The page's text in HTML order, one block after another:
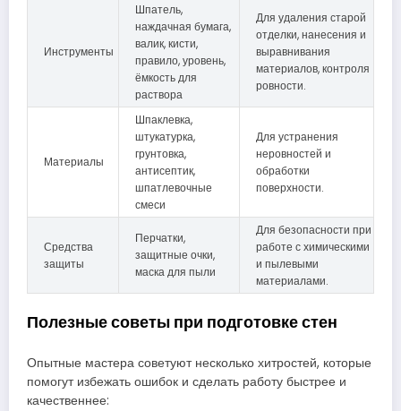
Инструменты
Шпатель,
наждачная бумага,
валик, кисти,
правило, уровень,
ёмкость для
раствора
Для удаления старой
отделки, нанесения и
выравнивания
материалов, контроля
ровности.
Материалы
Шпаклевка,
штукатурка,
грунтовка,
антисептик,
шпатлевочные
смеси
Для устранения
неровностей и
обработки
поверхности.
Средства
защиты
Перчатки,
защитные очки,
маска для пыли
Для безопасности при
работе с химическими
и пылевыми
материалами.
Полезные советы при подготовке стен
Опытные мастера советуют несколько хитростей, которые
помогут избежать ошибок и сделать работу быстрее и
качественнее: